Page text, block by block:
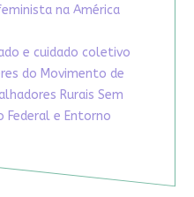
na América
e cuidado coletivo
do Movimento de
Rurais Sem
Federal e Entorno